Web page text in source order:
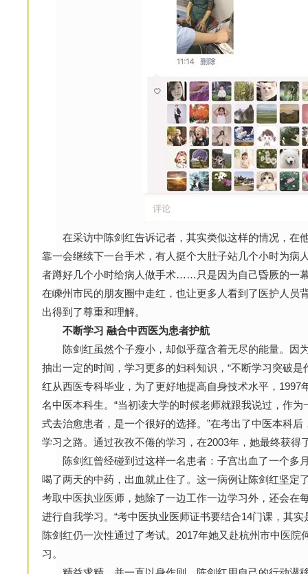
在采访中陈剑红告诉记者，其实类似这样的情况，在
靠一会继续下一台手术，有人挺个大肚子站几个小时为病
者蹲好几个小时给病人做手术……只是因为自己昏厥的一
在嵊州市民的朋友圈中走红，也让更多人看到了医护人员
出得到了尊重和理解。
不断学习 融合中西医为患者护航
陈剑红虽然个子瘦小，却似乎蕴含着无尽的能量。因
抽出一定的时间，学习更多的妇科知识，“不断学习突破
红从西医专科毕业，为了更好地提高自身技术水平，1997
名中医本科生。“当初读大学的时候老师就跟我说过，作
式去治愈患者，是一个很好的选择。”在考出了中医本科
学习之路。通过孜孜不倦的学习，在2003年，她最终获得
陈剑红曾经碰到过这样一名患者：子宫出血了一个多
喝了两天的中药，出血就止住了。这一病例让陈剑红坚定
考取中医执业医师，她除了一边工作一边学习外，还会在
进行自我学习。“考中医执业医师证书要结合14门课，其
陈剑红仍一次性通过了考试。2017年她又赴杭州市中医院
习。